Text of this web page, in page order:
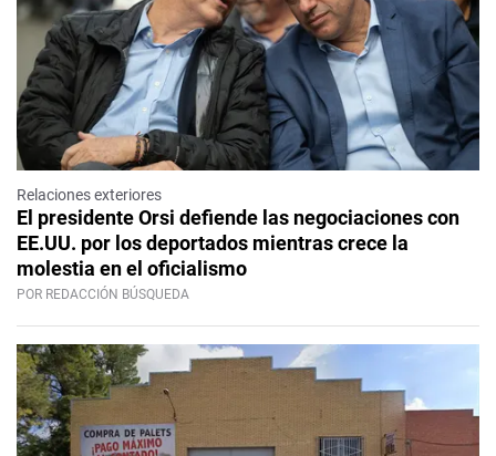
Relaciones exteriores
El presidente Orsi defiende las negociaciones con
EE.UU. por los deportados mientras crece la
molestia en el oficialismo
POR REDACCIÓN BÚSQUEDA